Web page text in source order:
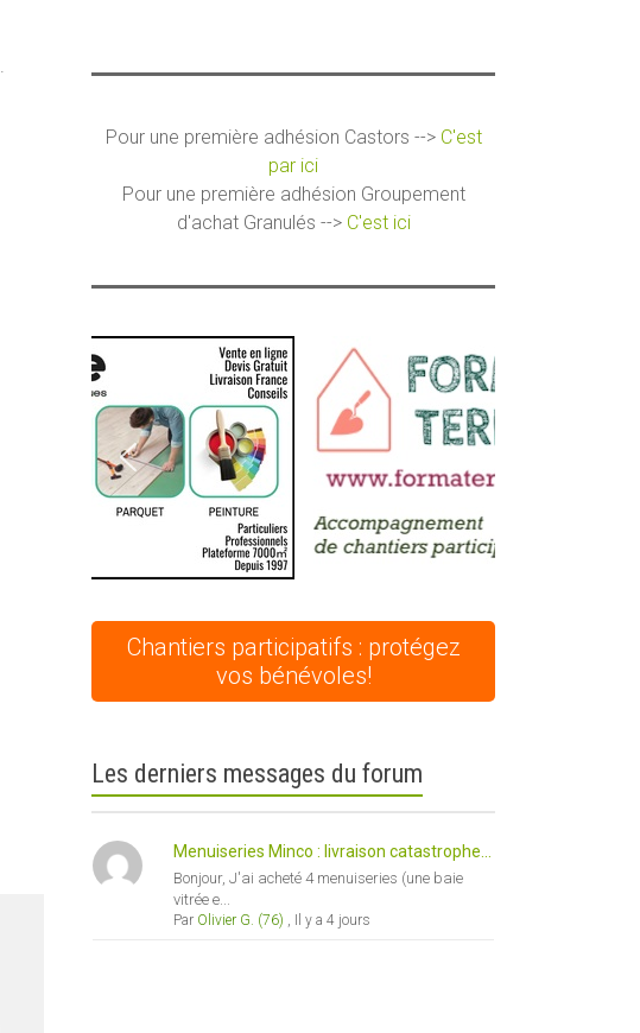
Pour une première adhésion Castors --> C'est
par ici
Pour une première adhésion Groupement
d'achat Granulés --> C'est ici
Chantiers participatifs : protégez
vos bénévoles!
Les derniers messages du forum
Menuiseries Minco : livraison catastrophe...
Bonjour, J'ai acheté 4 menuiseries (une baie
vitrée e...
Par Olivier G. (76) Il y a 4 jours